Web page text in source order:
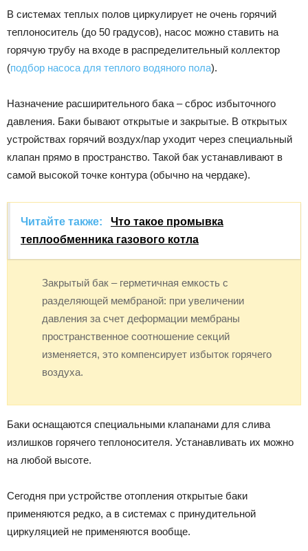
В системах теплых полов циркулирует не очень горячий
теплоноситель (до 50 градусов), насос можно ставить на
горячую трубу на входе в распределительный коллектор
(подбор насоса для теплого водяного пола).
Назначение расширительного бака – сброс избыточного
давления. Баки бывают открытые и закрытые. В открытых
устройствах горячий воздух/пар уходит через специальный
клапан прямо в пространство. Такой бак устанавливают в
самой высокой точке контура (обычно на чердаке).
Читайте также:
Что такое промывка
теплообменника газового котла
Закрытый бак – герметичная емкость с
разделяющей мембраной: при увеличении
давления за счет деформации мембраны
пространственное соотношение секций
изменяется, это компенсирует избыток горячего
воздуха.
Баки оснащаются специальными клапанами для слива
излишков горячего теплоносителя. Устанавливать их можно
на любой высоте.
Сегодня при устройстве отопления открытые баки
применяются редко, а в системах с принудительной
циркуляцией не применяются вообще.